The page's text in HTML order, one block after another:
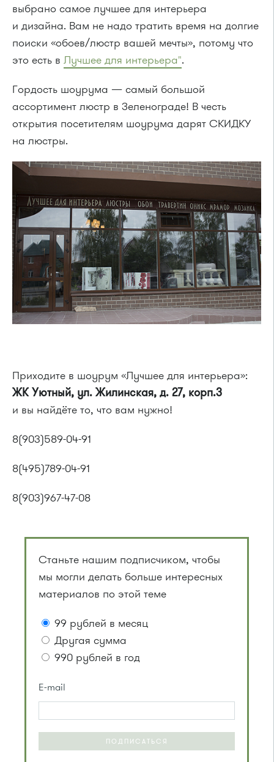
выбрано самое лучшее для интерьера
и дизайна. Вам не надо тратить время на долгие
поиски «обоев/люстр вашей мечты», потому что
это есть в Лучшее для интерьера".
Гордость шоурума — самый большой
ассортимент люстр в Зеленограде! В честь
открытия посетителям шоурума дарят СКИДКУ
на люстры.
Приходите в шоурум «Лучшее для интерьера»:
ЖК Уютный, ул. Жилинская, д. 27, корп.3
и вы найдёте то, что вам нужно!
8(903)589-04-91
8(495)789-04-91
8(903)967-47-08
Станьте нашим подписчиком, чтобы
мы могли делать больше интересных
материалов по этой теме
99 рублей в месяц
Другая сумма
990 рублей в год
E-mail
ПОДПИСАТЬСЯ